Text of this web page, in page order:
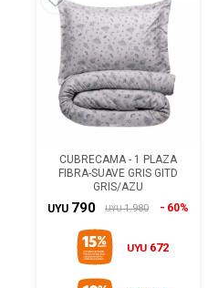
CUBRECAMA - 1 PLAZA
FIBRA-SUAVE GRIS GITD
GRIS/AZU
UYU 790 UYU 1.980 60%
UYU 672